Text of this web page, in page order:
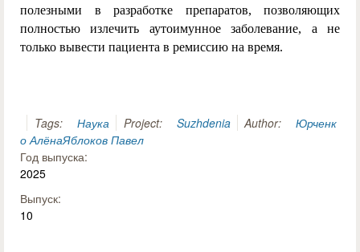
полезными в разработке препаратов, позволяющих
полностью излечить аутоимунное заболевание, а не
только вывести пациента в ремиссию на время.
Tags: Наука Project: Suzhdenia Author:
Юрченк
о АлёнаЯблоков Павел
Год выпуска:
2025
Выпуск:
10